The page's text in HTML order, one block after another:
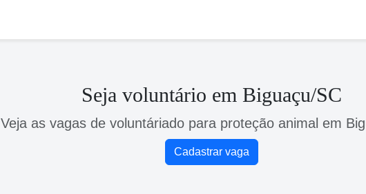
Seja voluntário em Biguaçu/SC
Veja as vagas de voluntáriado para proteção animal em
Cadastrar vaga